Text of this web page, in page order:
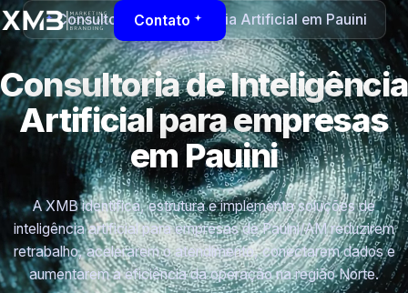
Contato
Consultoria de Inteligência Artificial em Pauini
Consultoria de Inteligência
Artificial para empresas
em Pauini
A XMB identifica, estrutura e implementa soluções de
inteligência artificial para empresas de Pauini/AM reduzirem
retrabalho, acelerarem o atendimento, conectarem dados e
aumentarem a eficiência da operação na região Norte.